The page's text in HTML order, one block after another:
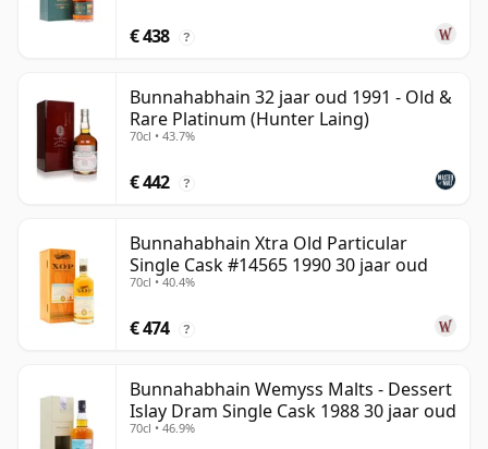
€ 438 ?
Bunnahabhain 32 jaar oud 1991 - Old &
Rare Platinum (Hunter Laing)
70cl • 43.7%
€ 442 ?
Bunnahabhain Xtra Old Particular
Single Cask #14565 1990 30 jaar oud
70cl • 40.4%
€ 474 ?
Bunnahabhain Wemyss Malts - Dessert
Islay Dram Single Cask 1988 30 jaar oud
70cl • 46.9%